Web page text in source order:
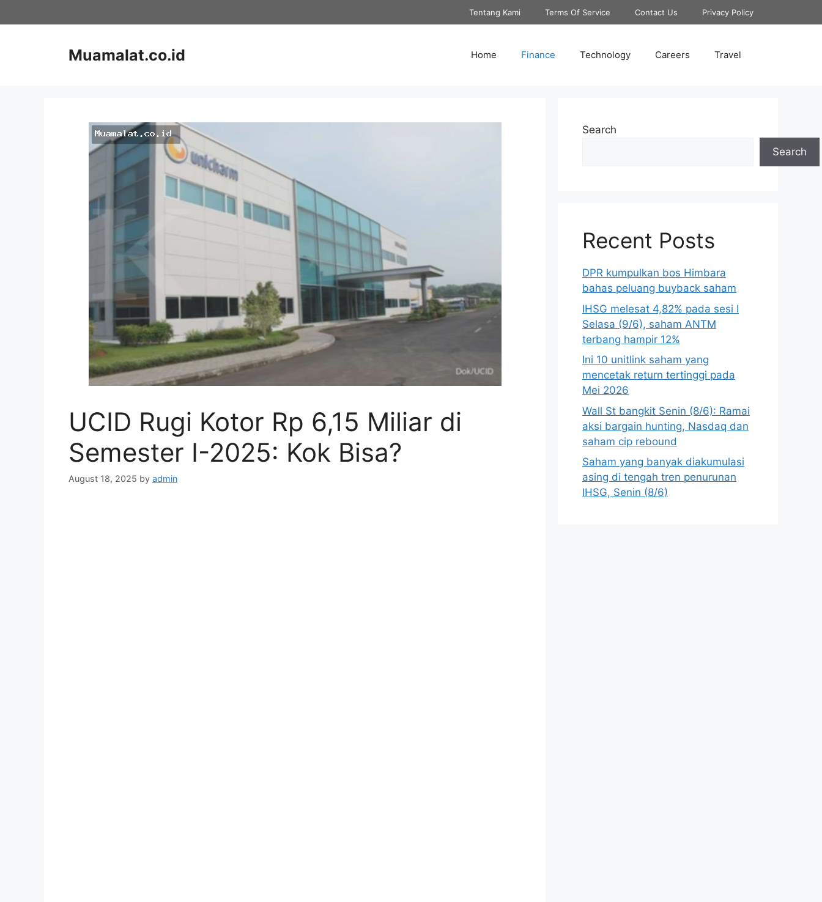
to
Tentang Kami Terms Of Service Contact Us Privacy Policy
Muamalat.co.id Home Finance Technology Careers Travel
UCID Rugi Kotor Rp 6,15 Miliar di
Semester I-2025: Kok Bisa?
August 18, 2025 by admin
Search
Search
Recent Posts
DPR kumpulkan bos Himbara
bahas peluang buyback saham
IHSG melesat 4,82% pada sesi I
Selasa (9/6), saham ANTM
terbang hampir 12%
Ini 10 unitlink saham yang
mencetak return tertinggi pada
Mei 2026
Wall St bangkit Senin (8/6): Ramai
aksi bargain hunting, Nasdaq dan
saham cip rebound
Saham yang banyak diakumulasi
asing di tengah tren penurunan
IHSG, Senin (8/6)